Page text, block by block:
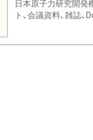
日本原子力研究開発
ト、会議資料、雑誌